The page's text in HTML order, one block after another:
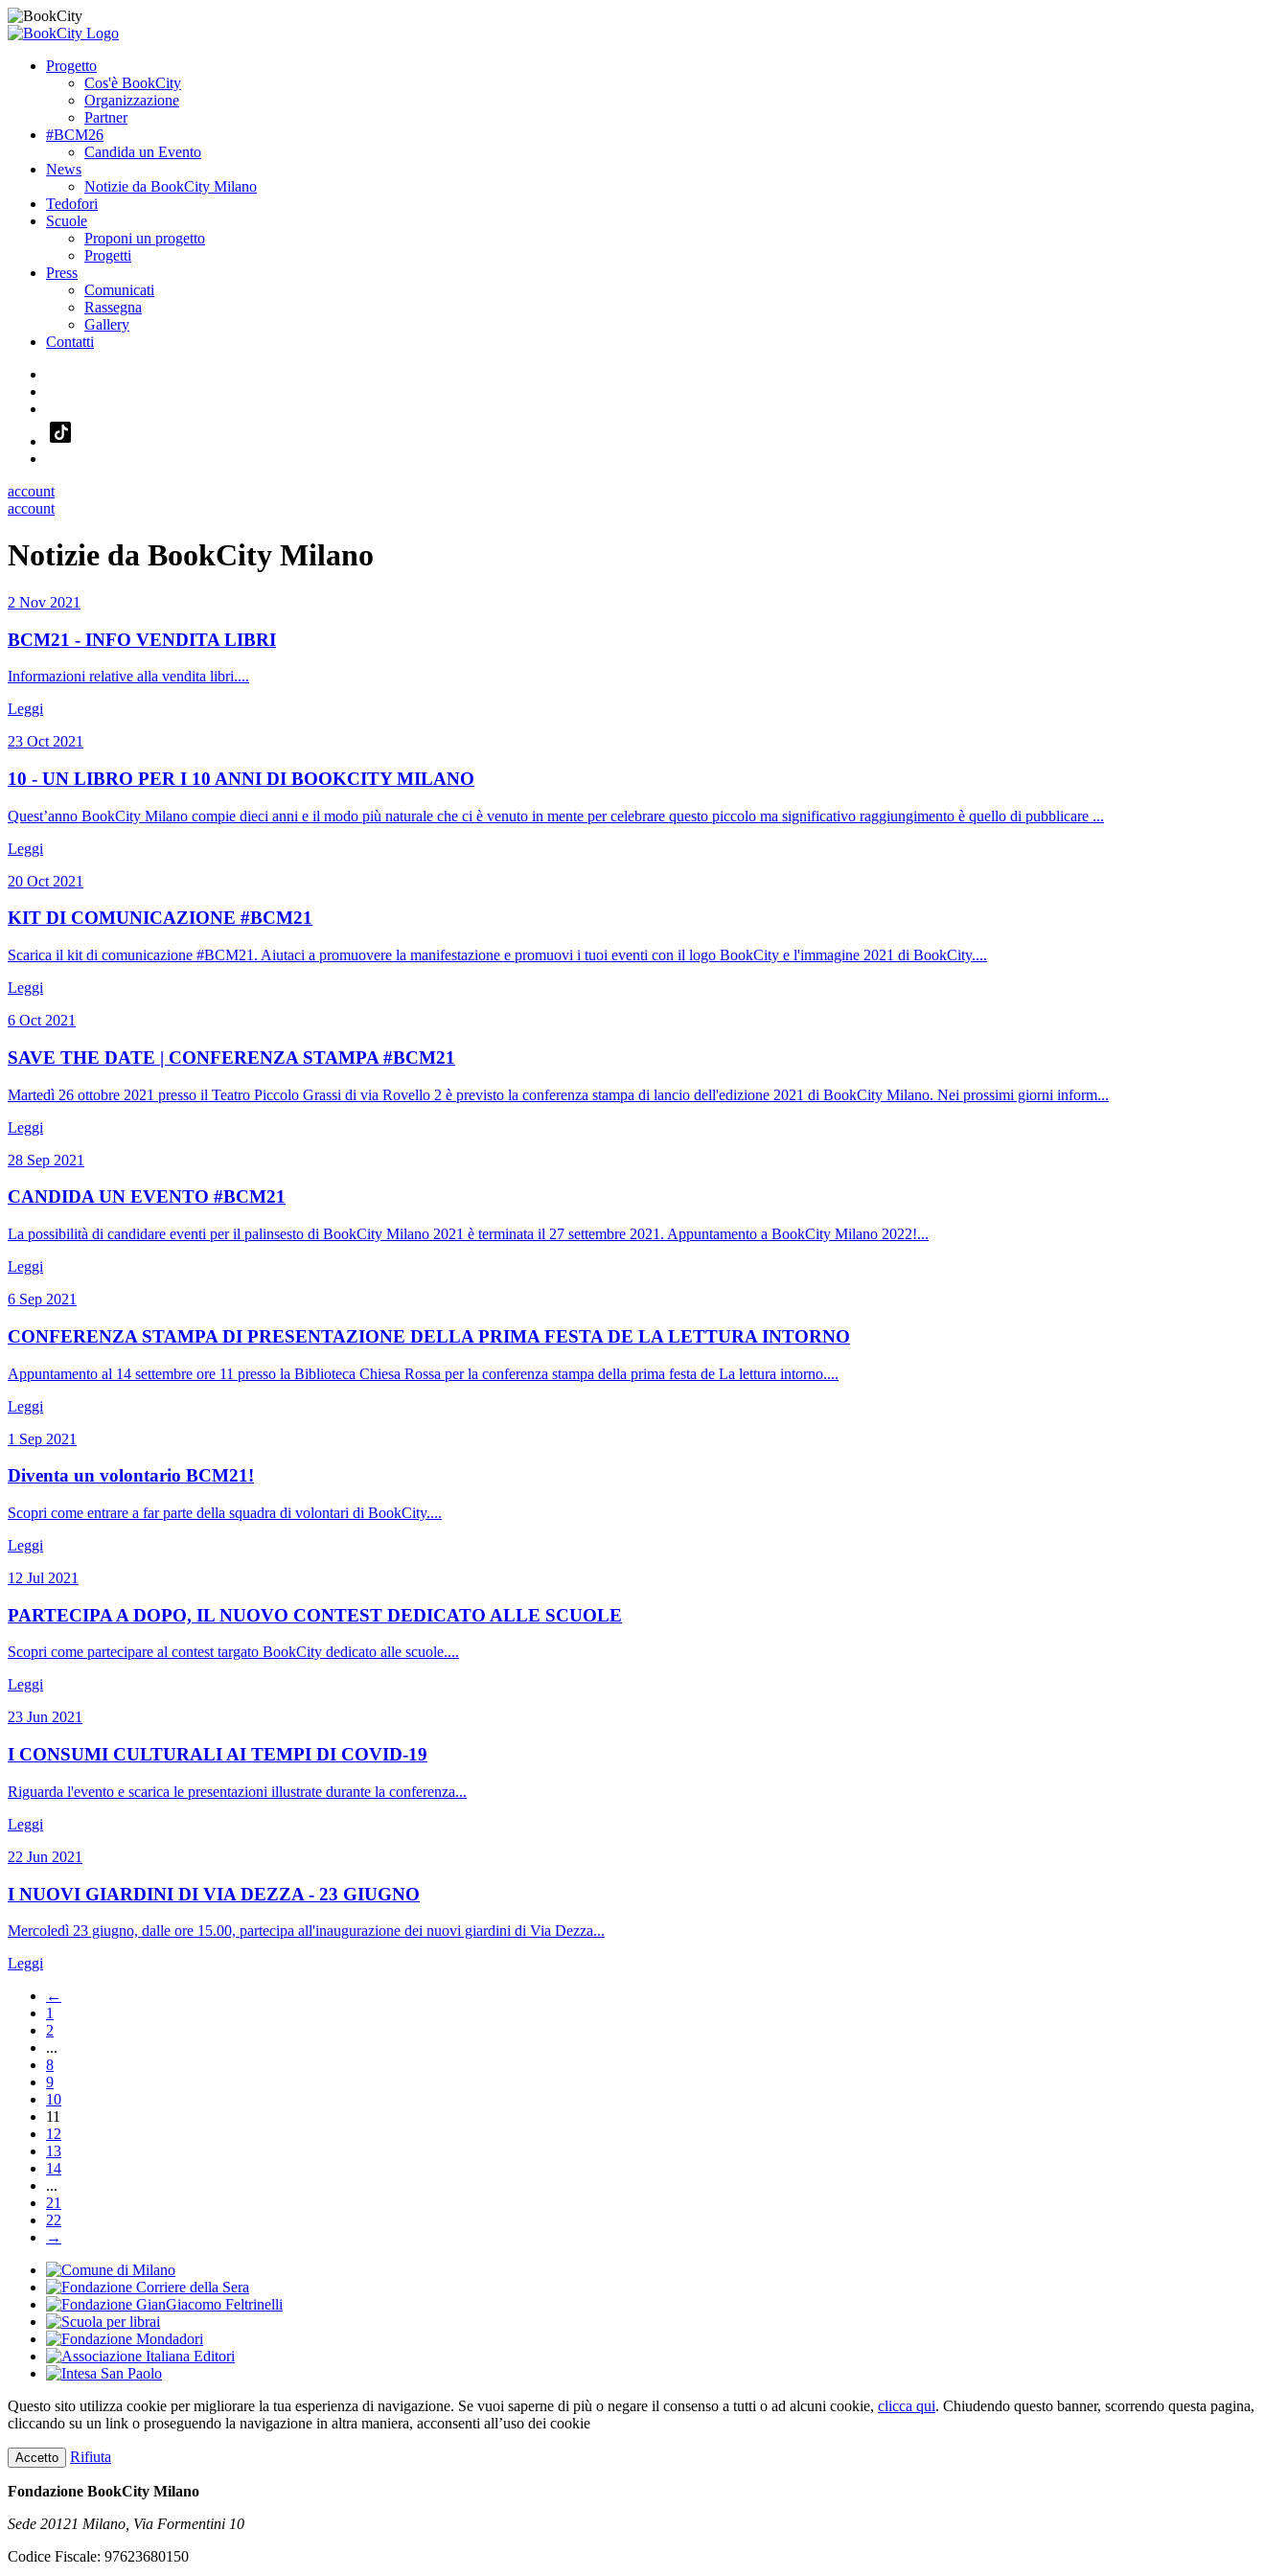
Progetto
Cos'è BookCity
Organizzazione
Partner
#BCM26
Candida un Evento
News
Notizie da BookCity Milano
Tedofori
Scuole
Proponi un progetto
Progetti
Press
Comunicati
Rassegna
Gallery
Contatti
account
account
Notizie da BookCity Milano
2 Nov 2021
BCM21 - INFO VENDITA LIBRI
Informazioni relative alla vendita libri....
Leggi
23 Oct 2021
10 - UN LIBRO PER I 10 ANNI DI BOOKCITY MILANO
Quest’anno BookCity Milano compie dieci anni e il modo più naturale che ci è venuto in mente per celebrare questo piccolo ma significativo raggiungimento è quello di pubblicare ...
Leggi
20 Oct 2021
KIT DI COMUNICAZIONE #BCM21
Scarica il kit di comunicazione #BCM21. Aiutaci a promuovere la manifestazione e promuovi i tuoi eventi con il logo BookCity e l'immagine 2021 di BookCity....
Leggi
6 Oct 2021
SAVE THE DATE | CONFERENZA STAMPA #BCM21
Martedì 26 ottobre 2021 presso il Teatro Piccolo Grassi di via Rovello 2 è previsto la conferenza stampa di lancio dell'edizione 2021 di BookCity Milano. Nei prossimi giorni inform...
Leggi
28 Sep 2021
CANDIDA UN EVENTO #BCM21
La possibilità di candidare eventi per il palinsesto di BookCity Milano 2021 è terminata il 27 settembre 2021. Appuntamento a BookCity Milano 2022!...
Leggi
6 Sep 2021
CONFERENZA STAMPA DI PRESENTAZIONE DELLA PRIMA FESTA DE LA LETTURA INTORNO
Appuntamento al 14 settembre ore 11 presso la Biblioteca Chiesa Rossa per la conferenza stampa della prima festa de La lettura intorno....
Leggi
1 Sep 2021
Diventa un volontario BCM21!
Scopri come entrare a far parte della squadra di volontari di BookCity....
Leggi
12 Jul 2021
PARTECIPA A DOPO, IL NUOVO CONTEST DEDICATO ALLE SCUOLE
Scopri come partecipare al contest targato BookCity dedicato alle scuole....
Leggi
23 Jun 2021
I CONSUMI CULTURALI AI TEMPI DI COVID-19
Riguarda l'evento e scarica le presentazioni illustrate durante la conferenza...
Leggi
22 Jun 2021
I NUOVI GIARDINI DI VIA DEZZA - 23 GIUGNO
Mercoledì 23 giugno, dalle ore 15.00, partecipa all'inaugurazione dei nuovi giardini di Via Dezza...
Leggi
←
1
2
...
8
9
10
11
12
13
14
...
21
22
→
Questo sito utilizza cookie per migliorare la tua esperienza di navigazione. Se vuoi saperne di più o negare il consenso a tutti o ad alcuni cookie, clicca qui. Chiudendo questo banner, scorrendo questa pagina,
cliccando su un link o proseguendo la navigazione in altra maniera, acconsenti all’uso dei cookie
Accetto Rifiuta
Fondazione BookCity Milano
Sede 20121 Milano, Via Formentini 10
Codice Fiscale: 97623680150